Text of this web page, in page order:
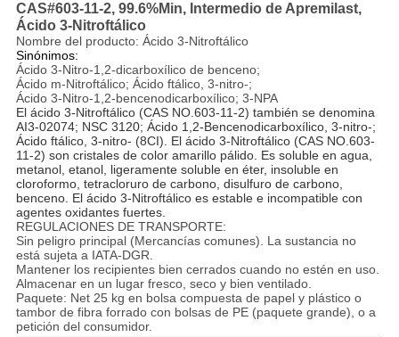
CAS#603-11-2, 99.6%Min, Intermedio de Apremilast,
Ácido 3-Nitroftálico
Nombre del producto: Ácido 3-Nitroftálico
Sinónimos:
Ácido 3-Nitro-1,2-dicarboxílico de benceno;
Ácido m-Nitroftálico; Ácido ftálico, 3-nitro-;
Ácido 3-Nitro-1,2-bencenodicarboxílico; 3-NPA
El ácido 3-Nitroftálico (CAS NO.603-11-2) también se denomina
AI3-02074; NSC 3120; Ácido 1,2-Bencenodicarboxílico, 3-nitro-;
Ácido ftálico, 3-nitro- (8CI). El ácido 3-Nitroftálico (CAS NO.603-
11-2) son cristales de color amarillo pálido. Es soluble en agua,
metanol, etanol, ligeramente soluble en éter, insoluble en
cloroformo, tetracloruro de carbono, disulfuro de carbono,
benceno. El ácido 3-Nitroftálico es estable e incompatible con
agentes oxidantes fuertes.
REGULACIONES DE TRANSPORTE:
Sin peligro principal (Mercancías comunes). La sustancia no
está sujeta a IATA-DGR.
Mantener los recipientes bien cerrados cuando no estén en uso.
Almacenar en un lugar fresco, seco y bien ventilado.
Paquete: Net 25 kg en bolsa compuesta de papel y plástico o
tambor de fibra forrado con bolsas de PE (paquete grande), o a
petición del consumidor.